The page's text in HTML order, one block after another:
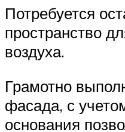
Потребуется
пространство
воздуха.
Грамотно
фасада, с
основания